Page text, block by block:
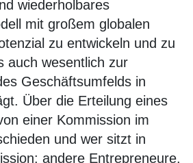
wiederholbares
mit großem globalen
zu entwickeln und zu
auch wesentlich zur
Geschäftsumfelds in
Über die Erteilung eines
einer Kommission im
und wer sitzt in
andere Entrepreneure.